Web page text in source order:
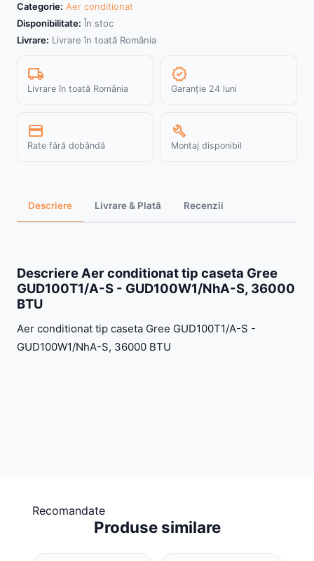
Categorie: Aer conditionat
Disponibilitate: În stoc
Livrare: Livrare în toată România
local_shipping
Livrare în toată România
verified
Garanție 24 luni
credit_card
Rate fără dobândă
build
Montaj disponibil
Descriere Livrare & Plată Recenzii
Descriere Aer conditionat tip caseta Gree
GUD100T1/A-S - GUD100W1/NhA-S, 36000
BTU
Aer conditionat tip caseta Gree GUD100T1/A-S -
GUD100W1/NhA-S, 36000 BTU
Recomandate
Produse similare